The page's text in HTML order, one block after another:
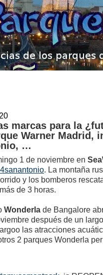
marcas para la
Warner Madrid,
…
1 de noviembre en
. La montaña
y los bomberos
de 3 horas.
Wonderlade Bangalore
después de un
las atracciones
2 parques Wonderla